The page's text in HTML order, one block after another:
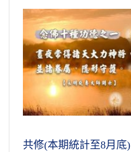
共修(本期統計至8月底)